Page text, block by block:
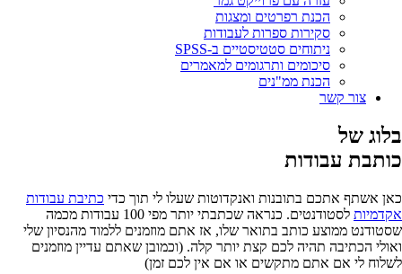
הכנת רפרטים ומצגות
סקירות ספרות לעבודות
ניתוחים סטטיסטיים ב-SPSS
סיכומים ותרגומים למאמרים
הכנת ממ"נים
צור קשר
בלוג של
כותבת עבודות
כאן אשתף אתכם בתובנות ואנקדוטות שעלו לי תוך כדי כתיבת עבודות
אקדמיות
לסטודנטים. כנראה שכתבתי יותר מפי 100 עבודות מכמה
שסטודנט ממוצע כותב בתואר שלו, אז אתם מוזמנים ללמוד מהנסיון שלי
ואולי הכתיבה תהיה לכם קצת יותר קלה. (וכמובן שאתם עדיין מוזמנים
לשלוח לי אם אתם מתקשים או אם אין לכם זמן)